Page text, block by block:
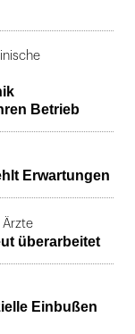
Betrieb
Erwartungen
überarbeitet
Einbußen